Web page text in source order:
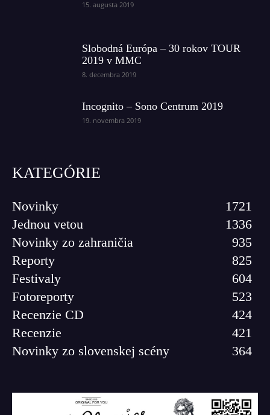
15. augusta 2019
Slobodná Európa – 30 rokov TOUR
2019 v MMC
8. decembra 2019
Incognito – Sono Centrum 2019
19. novembra 2019
KATEGÓRIE
Novinky
1721
Jednou vetou
1336
Novinky zo zahraničia
935
Reporty
825
Festivaly
604
Fotoreporty
523
Recenzie CD
424
Recenzie
421
Novinky zo slovenskej scény
364